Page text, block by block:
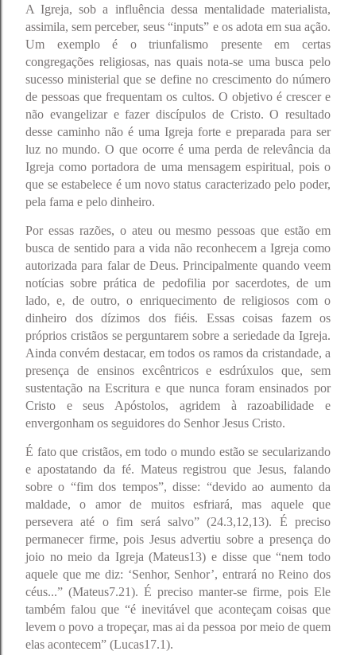
A Igreja, sob a influência dessa mentalidade materialista,
assimila, sem perceber, seus “inputs” e os adota em sua ação.
Um exemplo é o triunfalismo presente em certas
congregações religiosas, nas quais nota-se uma busca pelo
sucesso ministerial que se define no crescimento do número
de pessoas que frequentam os cultos. O objetivo é crescer e
não evangelizar e fazer discípulos de Cristo. O resultado
desse caminho não é uma Igreja forte e preparada para ser
luz no mundo. O que ocorre é uma perda de relevância da
Igreja como portadora de uma mensagem espiritual, pois o
que se estabelece é um novo status caracterizado pelo poder,
pela fama e pelo dinheiro.
Por essas razões, o ateu ou mesmo pessoas que estão em
busca de sentido para a vida não reconhecem a Igreja como
autorizada para falar de Deus. Principalmente quando veem
notícias sobre prática de pedofilia por sacerdotes, de um
lado, e, de outro, o enriquecimento de religiosos com o
dinheiro dos dízimos dos fiéis. Essas coisas fazem os
próprios cristãos se perguntarem sobre a seriedade da Igreja.
Ainda convém destacar, em todos os ramos da cristandade, a
presença de ensinos excêntricos e esdrúxulos que, sem
sustentação na Escritura e que nunca foram ensinados por
Cristo e seus Apóstolos, agridem à razoabilidade e
envergonham os seguidores do Senhor Jesus Cristo.
É fato que cristãos, em todo o mundo estão se secularizando
e apostatando da fé. Mateus registrou que Jesus, falando
sobre o “fim dos tempos”, disse: “devido ao aumento da
maldade, o amor de muitos esfriará, mas aquele que
persevera até o fim será salvo” (24.3,12,13). É preciso
permanecer firme, pois Jesus advertiu sobre a presença do
joio no meio da Igreja (Mateus13) e disse que “nem todo
aquele que me diz: ‘Senhor, Senhor’, entrará no Reino dos
céus...” (Mateus7.21). É preciso manter-se firme, pois Ele
também falou que “é inevitável que aconteçam coisas que
levem o povo a tropeçar, mas ai da pessoa por meio de quem
elas acontecem” (Lucas17.1).